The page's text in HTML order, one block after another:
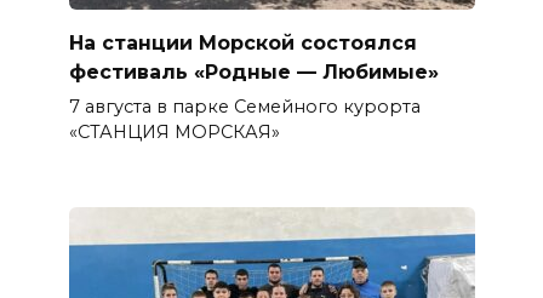
На станции Морской состоялся
фестиваль «Родные — Любимые»
7 августа в парке Семейного курорта
«СТАНЦИЯ МОРСКАЯ»